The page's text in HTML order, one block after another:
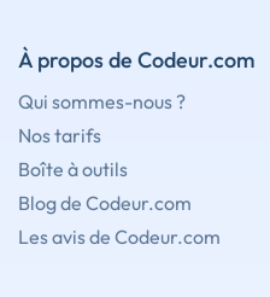
À propos de Codeur.com
Qui sommes-nous ?
Nos tarifs
Boîte à outils
Blog de Codeur.com
Les avis de Codeur.com